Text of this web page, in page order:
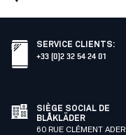
SERVICE CLIENTS:
+33 (0)2 32 54 24 01
SIÈGE SOCIAL DE
BLÅKLÄDER
60 RUE CLÉMENT ADER